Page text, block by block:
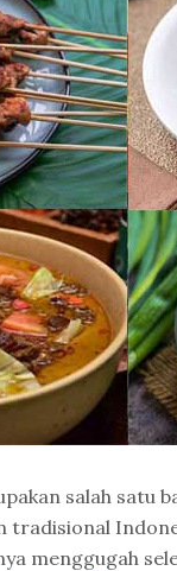
salah satu
tradisional
menggugah